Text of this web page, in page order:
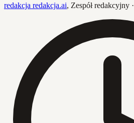
redakcja redakcja.ai, Zespół redakcyjny ·